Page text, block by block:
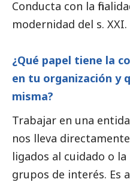
Conducta con la
modernidad del s. XXI.
¿Qué papel tiene la
en tu organización y
misma?
Trabajar en una
nos lleva
ligados al cuidado o
grupos de interés. Es